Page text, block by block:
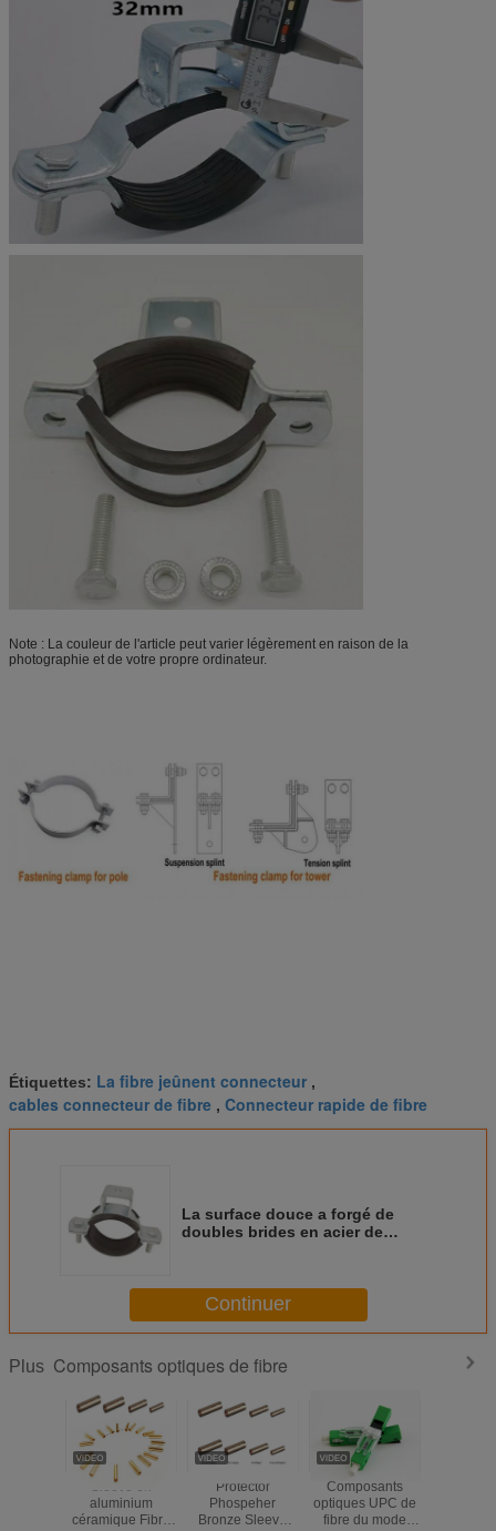
Note : La couleur de l'article peut varier légèrement en raison de la
photographie et de votre propre ordinateur.
Étiquettes: La fibre jeûnent connecteur ,
cables connecteur de fibre , Connecteur rapide de fibre
La surface douce a forgé de
doubles brides en acier de
Continuer
Plus Composants optiques de fibre
Sleeve en
aluminium
céramique Fibre
Protector
Phospeher
Bronze Sleeve
Composants
optiques UPC de
fibre du mode